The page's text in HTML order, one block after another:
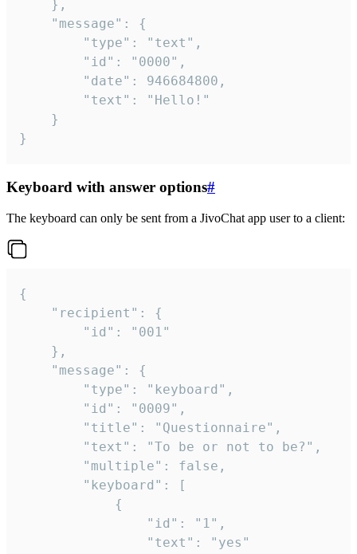
}
Keyboard with answer options#
The keyboard can only be sent from a JivoChat app user to a client:
{